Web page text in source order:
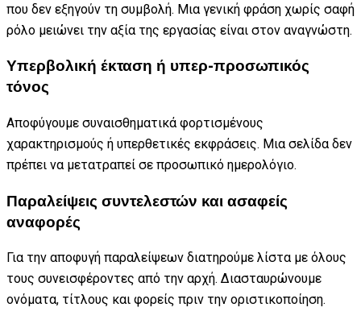
που δεν εξηγούν τη συμβολή. Μια γενική φράση χωρίς σαφή
ρόλο μειώνει την αξία της εργασίας είναι στον αναγνώστη.
Υπερβολική έκταση ή υπερ-προσωπικός
τόνος
Αποφύγουμε συναισθηματικά φορτισμένους
χαρακτηρισμούς ή υπερθετικές εκφράσεις. Μια σελίδα δεν
πρέπει να μετατραπεί σε προσωπικό ημερολόγιο.
Παραλείψεις συντελεστών και ασαφείς
αναφορές
Για την αποφυγή παραλείψεων διατηρούμε λίστα με όλους
τους συνεισφέροντες από την αρχή. Διασταυρώνουμε
ονόματα, τίτλους και φορείς πριν την οριστικοποίηση.